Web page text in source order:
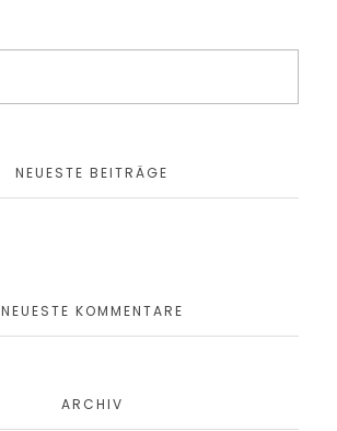
NEUESTE BEITRÄGE
NEUESTE KOMMENTARE
ARCHIV